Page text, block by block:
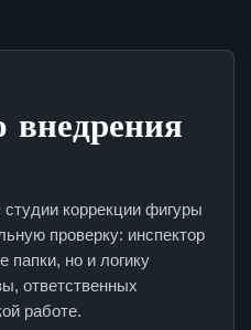
внедрения
коррекции фигуры
проверку: инспектор
папки, но и логику
ответственных
работе.